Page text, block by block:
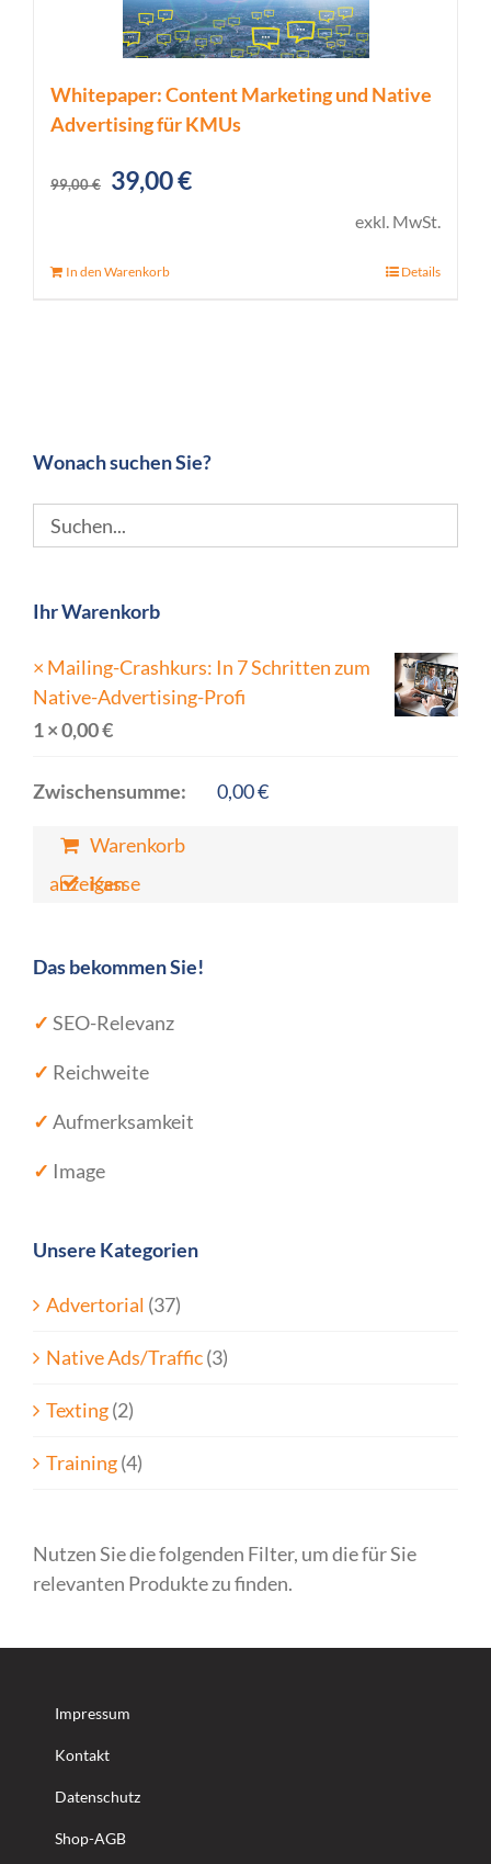
Whitepaper: Content Marketing und Native
Advertising für KMUs
99,00€
Ursprünglicher
39,00€Aktueller
exkl. MwSt.
In den Warenkorb Details
Wonach suchen Sie?
Ihr Warenkorb
× Mailing-Crashkurs: In 7 Schritten zum
Native-Advertising-Profi
1 ×0,00€
Zwischensumme: 0,00€
Warenkorb
anzeigen
Kasse
Das bekommen Sie!
✓ SEO-Relevanz
✓ Reichweite
✓ Aufmerksamkeit
✓ Image
Unsere Kategorien
Advertorial (37)
Native Ads/Traffic(3)
Texting(2)
Training(4)
Nutzen Sie die folgenden Filter, um die für Sie
relevanten Produkte zu finden.
Impressum
Kontakt
Datenschutz
Shop-AGB